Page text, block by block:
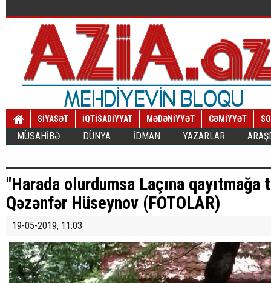
SİYASƏT İQTİSADİYYAT MƏDƏNİYYƏT CƏMİYYƏT
MÜSAHİBƏ DÜNYA İDMAN YAZARLAR
"Harada olurdumsa Laçına
Qəzənfər Hüseynov (FOTOLAR)
19-05-2019, 11:03